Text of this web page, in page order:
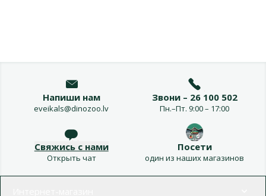
Напиши нам
eveikals@dinozoo.lv
Звони – 26 100 502
Пн.–Пт. 9:00 – 17:00
Свяжись с нами
Открыть чат
Посети
один из наших магазинов